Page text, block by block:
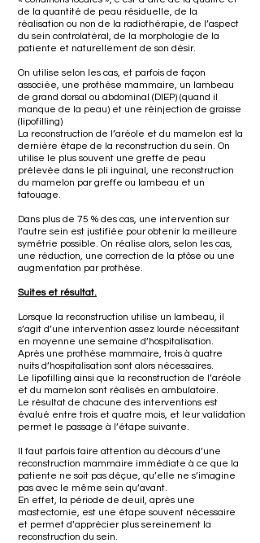
de la quantité de peau résiduelle, de la
réalisation ou non de la radiothérapie, de l’aspect
du sein controlatéral, de la morphologie de la
patiente et naturellement de son désir.
On utilise selon les cas, et parfois de façon
associée, une prothèse mammaire, un lambeau
de grand dorsal ou abdominal (DIEP) (quand il
manque de la peau) et une réinjection de graisse
(lipofilling)
La reconstruction de l’aréole et du mamelon est la
dernière étape de la reconstruction du sein. On
utilise le plus souvent une greffe de peau
prélevée dans le pli inguinal, une reconstruction
du mamelon par greffe ou lambeau et un
tatouage.
Dans plus de 75 % des cas, une intervention sur
l’autre sein est justifiée pour obtenir la meilleure
symétrie possible. On réalise alors, selon les cas,
une réduction, une correction de la ptôse ou une
augmentation par prothèse.
Suites et résultat.
Lorsque la reconstruction utilise un lambeau, il
s’agit d’une intervention assez lourde nécessitant
en moyenne une semaine d’hospitalisation.
Après une prothèse mammaire, trois à quatre
nuits d’hospitalisation sont alors nécessaires.
Le lipofilling ainsi que la reconstruction de l’aréole
et du mamelon sont réalisés en ambulatoire.
Le résultat de chacune des interventions est
évalué entre trois et quatre mois, et leur validation
permet le passage à l’étape suivante.
Il faut parfois faire attention au décours d’une
reconstruction mammaire immédiate à ce que la
patiente ne soit pas déçue, qu’elle ne s’imagine
pas avec le même sein qu’avant.
En effet, la période de deuil, après une
mastectomie, est une étape souvent nécessaire
et permet d’apprécier plus sereinement la
reconstruction du sein.